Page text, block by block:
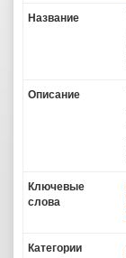
Название
Описание
Ключевые
слова
Категории